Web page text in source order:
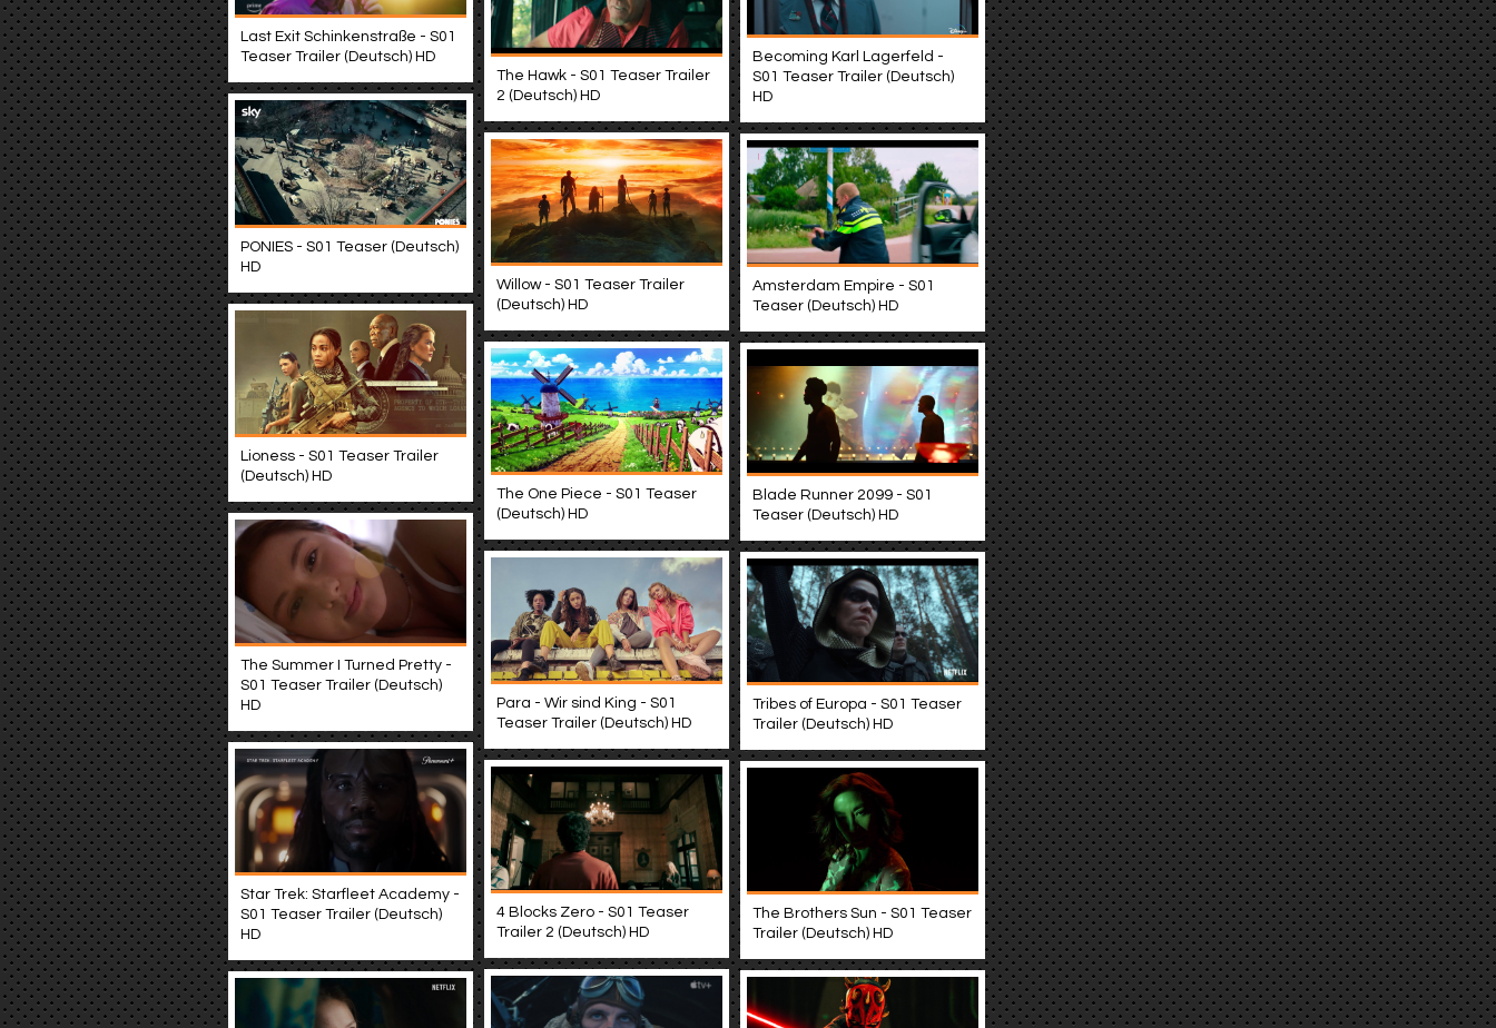
Becoming Karl Lagerfeld -
S01 Teaser Trailer (Deutsch)
HD
Last Exit Schinkenstraße - S01
Teaser Trailer (Deutsch) HD
The Hawk - S01 Teaser Trailer
2 (Deutsch) HD
PONIES - S01 Teaser (Deutsch)
HD
Willow - S01 Teaser Trailer
(Deutsch) HD
Amsterdam Empire - S01
Teaser (Deutsch) HD
Lioness - S01 Teaser Trailer
(Deutsch) HD
The One Piece - S01 Teaser
(Deutsch) HD
Blade Runner 2099 - S01
Teaser (Deutsch) HD
The Summer I Turned Pretty -
S01 Teaser Trailer (Deutsch)
HD
Para - Wir sind King - S01
Teaser Trailer (Deutsch) HD
Tribes of Europa - S01 Teaser
Trailer (Deutsch) HD
Star Trek: Starfleet Academy -
S01 Teaser Trailer (Deutsch)
HD
4 Blocks Zero - S01 Teaser
Trailer 2 (Deutsch) HD
The Brothers Sun - S01 Teaser
Trailer (Deutsch) HD